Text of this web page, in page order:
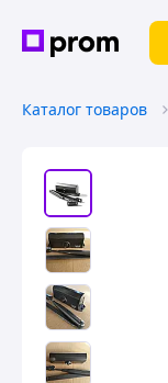
Каталог товаров